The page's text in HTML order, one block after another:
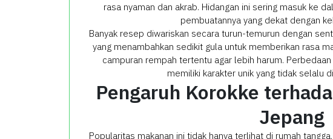
rasa nyaman dan akrab. Hidangan ini sering masuk ke
pembuatannya yang dekat dengan
Banyak resep diwariskan secara turun-temurun dengan
yang menambahkan sedikit gula untuk memberikan rasa
campuran rempah tertentu agar lebih harum.
memiliki karakter unik yang tidak selalu
Pengaruh Korokke
Jepang
Popularitas makanan ini tidak hanya terlihat di rumah